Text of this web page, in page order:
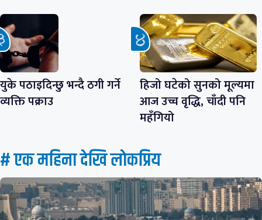
युके पठाइदिन्छु भन्दै ठगी गर्ने
व्यक्ति पक्राउ
हिजो घटेको सुनको मूल्यमा
आज उच्च वृद्धि, चाँदी पनि
महँगियो
# एक महिना देखि लाेकप्रिय